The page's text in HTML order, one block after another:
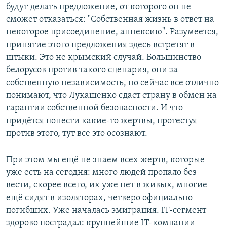
будут делать предложение, от которого он не
сможет отказаться: "Собственная жизнь в ответ на
некоторое присоединение, аннексию". Разумеется,
принятие этого предложения здесь встретят в
штыки. Это не крымский случай. Большинство
белорусов против такого сценария, они за
собственную независимость, но сейчас все отлично
понимают, что Лукашенко сдаст страну в обмен на
гарантии собственной безопасности. И что
придётся понести какие-то жертвы, протестуя
против этого, тут все это осознают.
При этом мы ещё не знаем всех жертв, которые
уже есть на сегодня: много людей пропало без
вести, скорее всего, их уже нет в живых, многие
ещё сидят в изоляторах, четверо официально
погибших. Уже началась эмиграция. IT-сегмент
здорово пострадал: крупнейшие IT-компании